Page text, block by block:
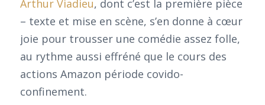
Arthur Viadieu, dont c’est la première pièce
– texte et mise en scène, s’en donne à cœur
joie pour trousser une comédie assez folle,
au rythme aussi effréné que le cours des
actions Amazon période covido-
confinement.